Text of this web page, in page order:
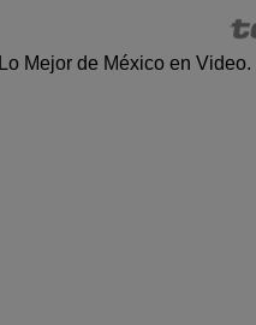
Lo Mejor de México en